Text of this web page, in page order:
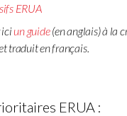
ERUA
iciun guide(en anglais) à la
traduit en français.
ERUA :